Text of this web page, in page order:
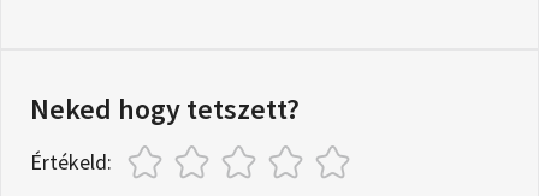
Neked hogy tetszett?
Értékeld: